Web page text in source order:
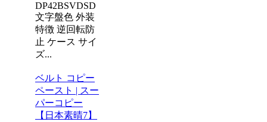
DP42BSVDSD
文字盤色 外装
特徴 逆回転防
止 ケース サイ
ズ...
ベルト コピー
ペースト | スー
パーコピー
【日本素晴7】